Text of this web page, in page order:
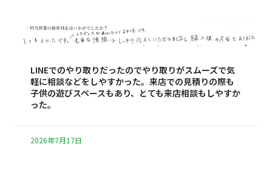
LINEでのやり取りだったのでやり取りがスムーズで気
軽に相談などをしやすかった。来店での見積りの際も
子供の遊びスペースもあり、とても来店相談もしやすか
った。
2026年7月17日